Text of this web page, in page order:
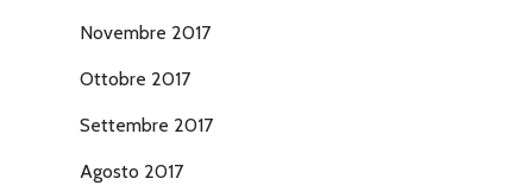
Novembre 2017
Ottobre 2017
Settembre 2017
Agosto 2017